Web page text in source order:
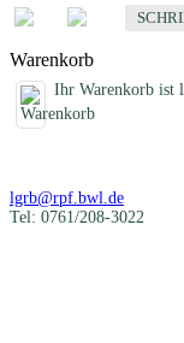
Warenkorb
Ihr Warenkorb ist
lgrb@rpf.bwl.de
Tel: 0761/208-3022